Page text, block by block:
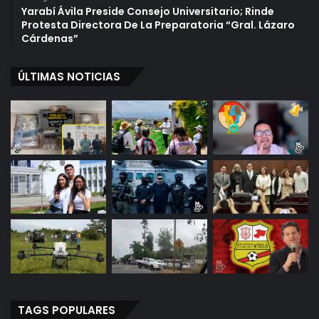
Yarabí Ávila Preside Consejo Universitario; Rinde
Protesta Directora De La Preparatoria “Gral. Lázaro
Cárdenas”
ÚLTIMAS NOTICIAS
TAGS POPULARES